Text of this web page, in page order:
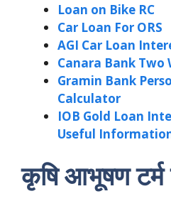
Loan on Bike RC
Car Loan For ORS
AGI Car Loan
Canara Bank Two
Gramin Bank
Calculator
IOB Gold Loan
Useful
कृषि आभूषण टर्म